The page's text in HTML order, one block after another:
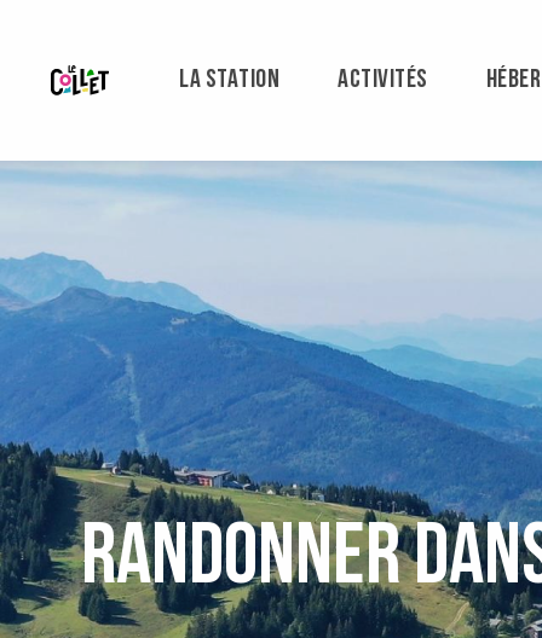
contenu
principal
LA STATION ACTIVITÉS
Randonner